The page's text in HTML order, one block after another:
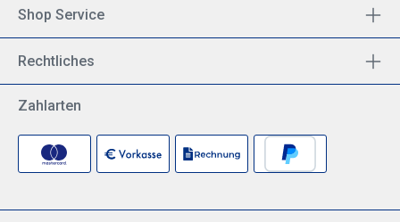
Shop Service
Rechtliches
Zahlarten